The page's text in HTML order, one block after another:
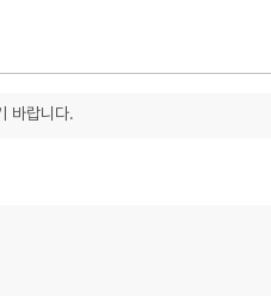
바랍니다.